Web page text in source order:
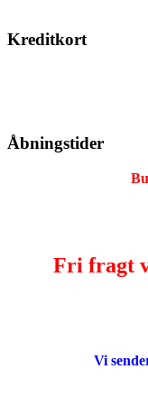
Kreditkort
Åbningstider
Fri fragt
Vi